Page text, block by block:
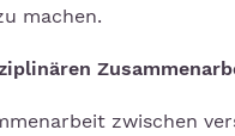
machen.
zwischen